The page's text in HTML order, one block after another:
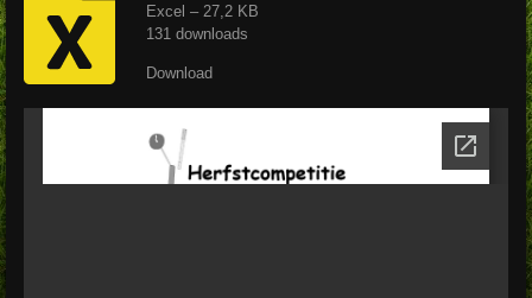
Excel – 27,2 KB
131 downloads
Download